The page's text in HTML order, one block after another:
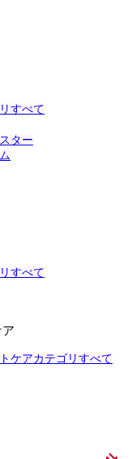
すべて
ター
すべて
ケアカテゴリすべて